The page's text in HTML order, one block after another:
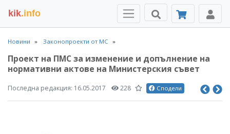
kik.info
Новини Законопроекти от МС
Проект на ПМС за изменение и допълнение на
нормативни актове на Министерския съвет
Последна редакция: 16.05.2017 228 Сподели